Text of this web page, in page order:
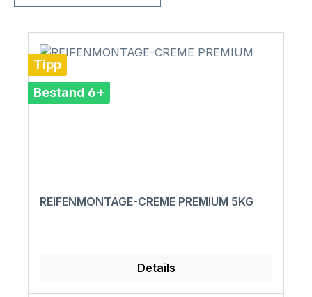
Tipp
Bestand 6+
REIFENMONTAGE-CREME PREMIUM 5KG
Details